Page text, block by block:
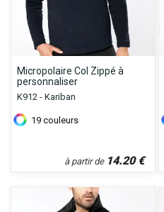
Micropolaire Col Zippé à
personnaliser
K912 - Kariban
19 couleurs
à partir de 14.20€